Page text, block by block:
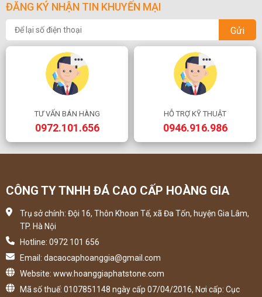
ĐĂNG KÝ NHẬN TIN KHUYẾN MẠI
Gửi
TƯ VẤN BÁN HÀNG
0972.101.656
HỖ TRỢ KỸ THUẬT
0946.916.986
CÔNG TY TNHH ĐÁ CAO CẤP HOÀNG GIA
Trụ sở chính: Đội 16, Thôn Khoan Tế, xã Đa Tốn, huyện Gia Lâm,
TP. Hà Nội
Hotline: 0972 101 656
Email: dacaocaphoanggia@gmail.com
Website: www.hoanggiaphatstone.com
Mã số thuế: 0107851148 ngày cấp 07/04/2016, Nơi cấp: Cục